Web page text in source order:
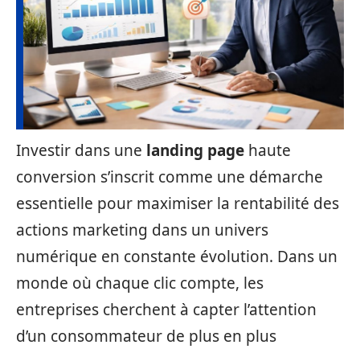
Investir dans une landing page haute
conversion s’inscrit comme une démarche
essentielle pour maximiser la rentabilité des
actions marketing dans un univers
numérique en constante évolution. Dans un
monde où chaque clic compte, les
entreprises cherchent à capter l’attention
d’un consommateur de plus en plus